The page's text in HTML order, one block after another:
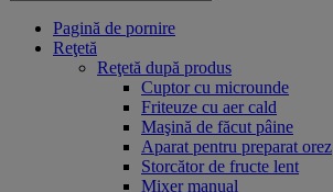
Pagină de pornire
Reţetă
Reţetă după produs
Cuptor cu microunde
Friteuze cu aer cald
Maşină de făcut pâine
Aparat pentru preparat orez
Storcător de fructe lent
Mixer manual